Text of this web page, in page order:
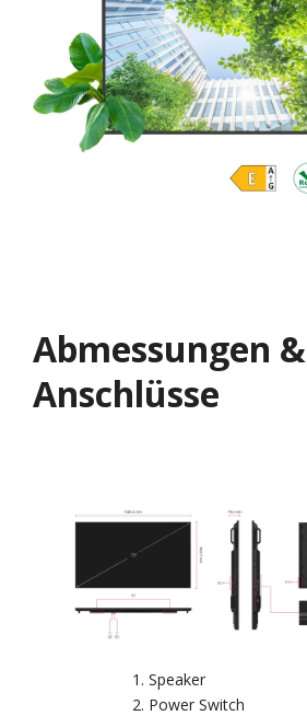
Abmessungen &
Anschlüsse
Speaker
Power Switch